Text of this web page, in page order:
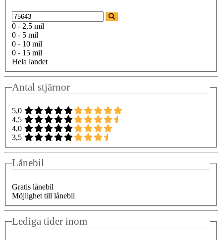
0 - 2,5 mil
0 - 5 mil
0 - 10 mil
0 - 15 mil
Hela landet
Antal stjärnor
5,0
4,5
4,0
3,5
Lånebil
Gratis lånebil
Möjlighet till lånebil
Lediga tider inom